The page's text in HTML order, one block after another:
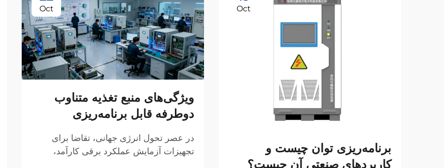
Oct
برنامه‌ریزی توان چیست و
کاربردهای صنعتی آن چیست؟
Oct
ویژگی‌های منبع تغذیه متناوب
دوطرفه قابل برنامه‌ریزی
در عصر تحول انرژی جهانی، تقاضا برای
تجهیزات آزمایش عملکرد برقی کارآمد،